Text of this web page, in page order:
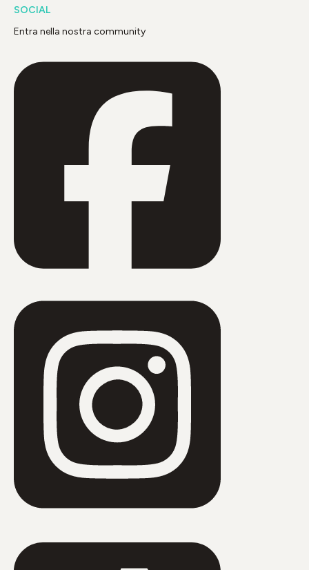
SOCIAL
Entra nella nostra community